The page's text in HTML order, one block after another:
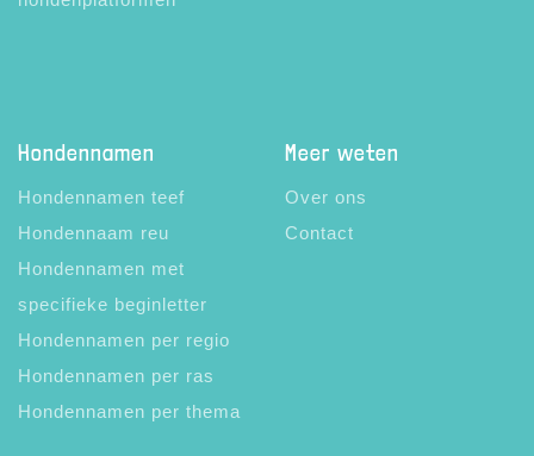
Hondennamen
Hondennamen teef
Hondennaam reu
Hondennamen met
specifieke beginletter
Hondennamen per regio
Hondennamen per ras
Hondennamen per thema
Meer weten
Over ons
Contact